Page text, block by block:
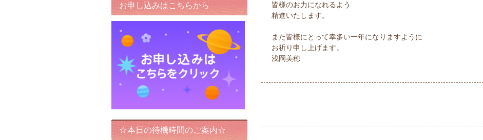
皆様のお力になれるよう
精進いたします。
また皆様にとって幸多い一年になりますように
お祈り申し上げます。
浅岡美穂
お申し込みはこちらから
☆本日の待機時間のご案内☆